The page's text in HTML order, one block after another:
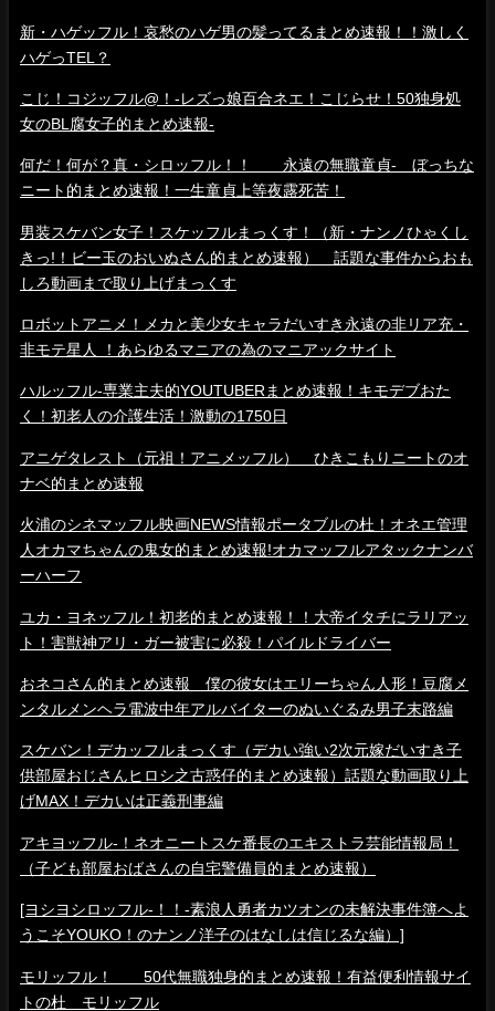
新・ハゲッフル！哀愁のハゲ男の髪ってるまとめ速報！！激しく
ハゲっTEL？
こじ！コジッフル@！-レズっ娘百合ネエ！こじらせ！50独身処
女のBL腐女子的まとめ速報-
何だ！何が？真・シロッフル！！ 永遠の無職童貞- ぼっちな
ニート的まとめ速報！一生童貞上等夜露死苦！
男装スケバン女子！スケッフルまっくす！（新・ナンノひゃくし
きっ!！ビー玉のおいぬさん的まとめ速報） 話題な事件からおも
しろ動画まで取り上げまっくす
ロボットアニメ！メカと美少女キャラだいすき永遠の非リア充・
非モテ星人 ！あらゆるマニアの為のマニアックサイト
ハルッフル-専業主夫的YOUTUBERまとめ速報！キモデブおた
く！初老人の介護生活！激動の1750日
アニゲタレスト（元祖！アニメッフル） ひきこもりニートのオ
ナベ的まとめ速報
火浦のシネマッフル映画NEWS情報ポータブルの杜！オネエ管理
人オカマちゃんの鬼女的まとめ速報!オカマッフルアタックナンバ
ーハーフ
ユカ・ヨネッフル！初老的まとめ速報！！大帝イタチにラリアッ
ト！害獣神アリ・ガー被害に必殺！パイルドライバー
おネコさん的まとめ速報 僕の彼女はエリーちゃん人形！豆腐メ
ンタルメンヘラ電波中年アルバイターのぬいぐるみ男子末路編
スケバン！デカッフルまっくす（デカい強い2次元嫁だいすき子
供部屋おじさんヒロシ之古惑仔的まとめ速報）話題な動画取り上
げMAX！デカいは正義刑事編
アキヨッフル-！ネオニートスケ番長のエキストラ芸能情報局！
（子ども部屋おばさんの自宅警備員的まとめ速報）
[ヨシヨシロッフル-！！-素浪人勇者カツオンの未解決事件簿へよ
うこそYOUKO！のナンノ洋子のはなしは信じるな編）]
モリッフル！ 50代無職独身的まとめ速報！有益便利情報サイ
トの杜 モリッフル